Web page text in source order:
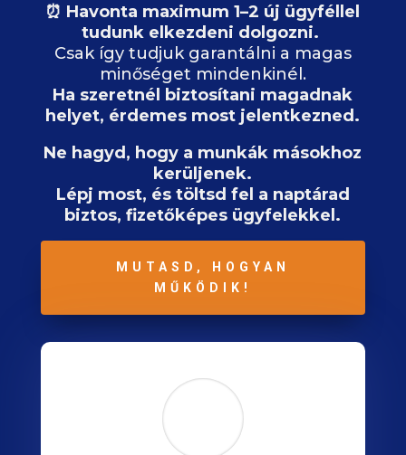
⏰ Havonta maximum 1–2 új ügyféllel
tudunk elkezdeni dolgozni.
Csak így tudjuk garantálni a magas
minőséget mindenkinél.
Ha szeretnél biztosítani magadnak
helyet, érdemes most jelentkezned.
Ne hagyd, hogy a munkák másokhoz
kerüljenek.
Lépj most, és töltsd fel a naptárad
biztos, fizetőképes ügyfelekkel.
MUTASD, HOGYAN
MŰKÖDIK!